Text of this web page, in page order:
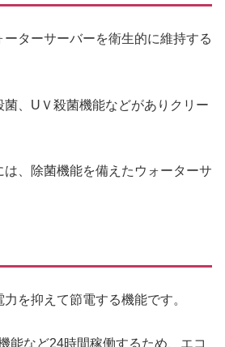
ーターサーバーを衛生的に維持する
菌、UＶ殺菌機能などがありクリー
、除菌機能を備えたウォーターサ
を抑えて節電する機能です。
能など24時間稼働するため、エコ